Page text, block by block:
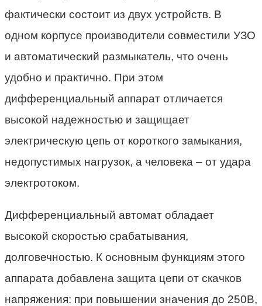
фактически состоит из двух устройств. В
одном корпусе производители совместили УЗО
и автоматический размыкатель, что очень
удобно и практично. При этом
дифференциальный аппарат отличается
высокой надежностью и защищает
электрическую цепь от короткого замыкания,
недопустимых нагрузок, а человека – от удара
электротоком.
Дифференциальный автомат обладает
высокой скоростью срабатывания,
долговечностью. К основным функциям этого
аппарата добавлена защита цепи от скачков
напряжения: при повышении значения до 250В,